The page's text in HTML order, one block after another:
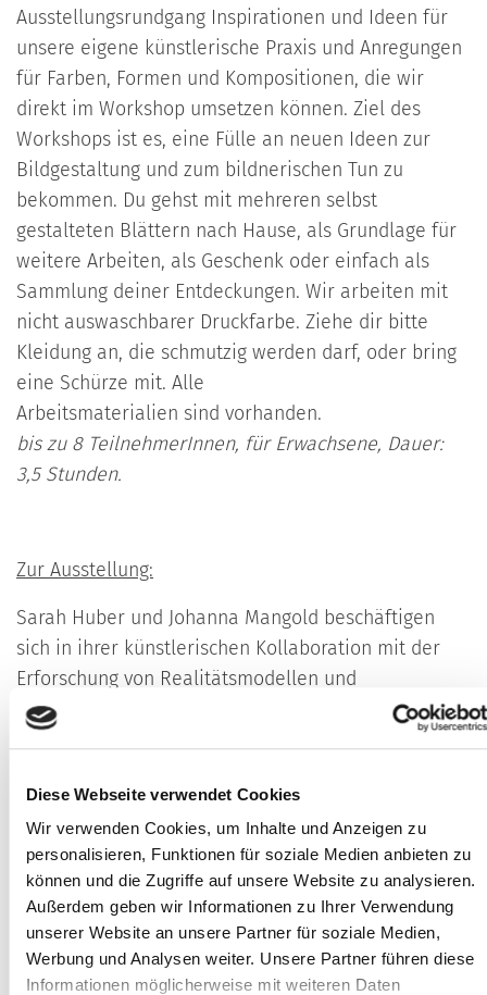
Diese Webseite verwendet Cookies
Wir verwenden Cookies, um Inhalte und Anzeigen zu
personalisieren, Funktionen für soziale Medien anbieten zu
können und die Zugriffe auf unsere Website zu analysieren.
Außerdem geben wir Informationen zu Ihrer Verwendung
unserer Website an unsere Partner für soziale Medien,
Werbung und Analysen weiter. Unsere Partner führen diese
Informationen möglicherweise mit weiteren Daten
Ausstellungsrundgang Inspirationen und Ideen für
unsere eigene künstlerische Praxis und Anregungen
für Farben, Formen und Kompositionen, die wir
direkt im Workshop umsetzen können. Ziel des
Workshops ist es, eine Fülle an neuen Ideen zur
Bildgestaltung und zum bildnerischen Tun zu
bekommen. Du gehst mit mehreren selbst
gestalteten Blättern nach Hause, als Grundlage für
weitere Arbeiten, als Geschenk oder einfach als
Sammlung deiner Entdeckungen. Wir arbeiten mit
nicht auswaschbarer Druckfarbe. Ziehe dir bitte
Kleidung an, die schmutzig werden darf, oder bring
eine Schürze mit. Alle
Arbeitsmaterialien sind vorhanden.
bis zu 8 TeilnehmerInnen, für Erwachsene, Dauer:
3,5 Stunden.
Zur Ausstellung:
Sarah Huber und Johanna Mangold beschäftigen
sich in ihrer künstlerischen Kollaboration mit der
Erforschung von Realitätsmodellen und
Bewusstseinszuständen. Ihre Praxis verknüpft
archetypische Motive mit Elementen aus Science
Spiels als künstlerische Strategie, um offene
Strukturen zu schaffen, in denen rituelle
Handlungen und körperliche Interaktionen als
experimentelle Erfahrungsformen stattfinden
können. Zeichnung, Druck-, Textil- und Objektkunst
gehören ebenso zu ihren künstlerischen Mitteln wie
Sound, Video und